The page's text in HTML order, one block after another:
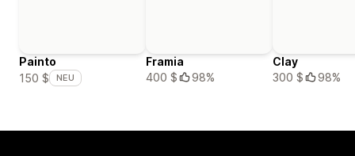
Painto
150 $
NEU
Framia
400 $
98%
Clay
300 $
98%